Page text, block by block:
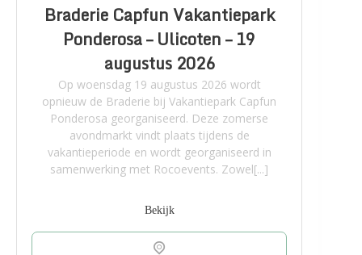
Braderie Capfun Vakantiepark
Ponderosa – Ulicoten – 19
augustus 2026
Op woensdag 19 augustus 2026 wordt
opnieuw de Braderie bij Vakantiepark Capfun
Ponderosa georganiseerd. Deze zomerse
avondmarkt vindt plaats tijdens de
vakantieperiode en wordt georganiseerd in
samenwerking met Rocoevents. Zowel[...]
Bekijk